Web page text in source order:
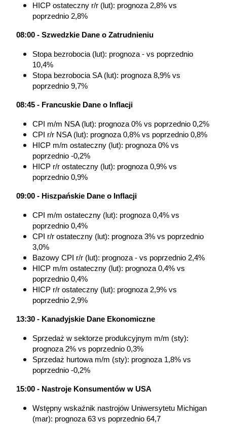
HICP ostateczny r/r (lut): prognoza 2,8% vs
poprzednio 2,8%
08:00 - Szwedzkie Dane o Zatrudnieniu
Stopa bezrobocia (lut): prognoza - vs poprzednio
10,4%
Stopa bezrobocia SA (lut): prognoza 8,9% vs
poprzednio 9,7%
08:45 - Francuskie Dane o Inflacji
CPI m/m NSA (lut): prognoza 0% vs poprzednio 0,2%
CPI r/r NSA (lut): prognoza 0,8% vs poprzednio 0,8%
HICP m/m ostateczny (lut): prognoza 0% vs
poprzednio -0,2%
HICP r/r ostateczny (lut): prognoza 0,9% vs
poprzednio 0,9%
09:00 - Hiszpańskie Dane o Inflacji
CPI m/m ostateczny (lut): prognoza 0,4% vs
poprzednio 0,4%
CPI r/r ostateczny (lut): prognoza 3% vs poprzednio
3,0%
Bazowy CPI r/r (lut): prognoza - vs poprzednio 2,4%
HICP m/m ostateczny (lut): prognoza 0,4% vs
poprzednio 0,4%
HICP r/r ostateczny (lut): prognoza 2,9% vs
poprzednio 2,9%
13:30 - Kanadyjskie Dane Ekonomiczne
Sprzedaż w sektorze produkcyjnym m/m (sty):
prognoza 2% vs poprzednio 0,3%
Sprzedaż hurtowa m/m (sty): prognoza 1,8% vs
poprzednio -0,2%
15:00 - Nastroje Konsumentów w USA
Wstępny wskaźnik nastrojów Uniwersytetu Michigan
(mar): prognoza 63 vs poprzednio 64,7